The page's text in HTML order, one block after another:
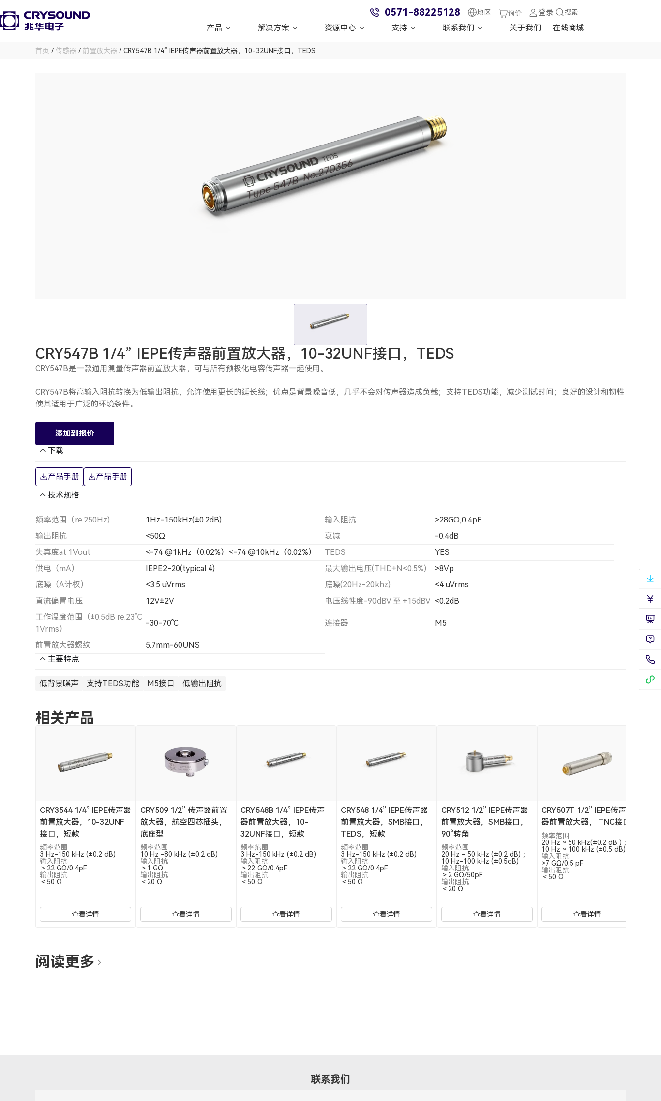
0571-88225128 地区 询价 登录 搜索
产品 解决方案 资源中心 支持 联系我们 关于我们 在线商城
首页 / 传感器 / 前置放大器 / CRY547B 1/4” IEPE传声器前置放大器，10-32UNF接口，TEDS
CRY547B 1/4” IEPE传声器前置放大器，10-32UNF接口，TEDS
CRY547B是一款通用测量传声器前置放大器，可与所有预极化电容传声器一起使用。
CRY547B将高输入阻抗转换为低输出阻抗，允许使用更长的延长线；优点是背景噪音低，几乎不会对传声器造成负载；支持TEDS功能，减少测试时间；良好的设计和韧性
使其适用于广泛的环境条件。
添加到报价
下载
产品手册
产品手册
技术规格
频率范围（re.250Hz) 1Hz-150kHz(±0.2dB) 输入阻抗
>28GΩ,0.4pF
输出阻抗
<50Ω 衰减
-0.4dB
失真度at 1Vout
<-74 @1kHz（0.02%）<-74 @10kHz（0.02%） TEDS
YES
供电（mA）
IEPE2-20(typical 4) 最大输出电压(THD+N<0.5%)
>8Vp
底噪（A计权）
<3.5 uVrms 底噪(20Hz-20khz)
<4 uVrms
直流偏置电压
12V±2V 电压线性度-90dBV 至 +15dBV <0.2dB
工作温度范围（±0.5dB re.23℃
1Vrms）
-30-70℃ 连接器 M5
前置放大器螺纹
5.7mm-60UNS
主要特点
低背景噪声 支持TEDS功能 M5接口 低输出阻抗
相关产品
CRY3544 1/4” IEPE传声器
前置放大器，10-32UNF
接口，短款
频率范围
3 Hz-150 kHz (±0.2 dB)
输入阻抗
＞22 GΩ/0.4pF
输出阻抗
＜50 Ω
查看详情
CRY509 1/2” 传声器前置
放大器，航空四芯插头，
底座型
频率范围
10 Hz -80 kHz (±0.2 dB)
输入阻抗
＞1 GΩ
输出阻抗
＜20 Ω
查看详情
CRY548B 1/4” IEPE传声
器前置放大器，10-
32UNF接口，短款
频率范围
3 Hz-150 kHz (±0.2 dB)
输入阻抗
＞22 GΩ/0.4pF
输出阻抗
＜50 Ω
查看详情
CRY548 1/4” IEPE传声器
前置放大器，SMB接口，
TEDS，短款
频率范围
3 Hz-150 kHz (±0.2 dB)
输入阻抗
＞22 GΩ/0.4pF
输出阻抗
＜50 Ω
查看详情
CRY512 1/2” IEPE传声器
前置放大器，SMB接口，
90°转角
频率范围
20 Hz - 50 kHz (±0.2 dB) ；
10 Hz-100 kHz (±0.5dB)
输入阻抗
＞2 GΩ/50pF
输出阻抗
＜20 Ω
查看详情
CRY507T 1/2” IEPE传声
器前置放大器， TNC接口
频率范围
20 Hz ~ 50 kHz(±0.2 dB ) ；
10 Hz ~ 100 kHz (±0.5 dB)
输入阻抗
>7 GΩ/0.5 pF
输出阻抗
＜50 Ω
查看详情
阅读更多
联系我们